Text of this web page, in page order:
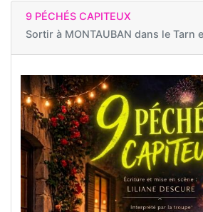
9 PÉCHÉS CAPITEUX
Sortir à MONTAUBAN dans le Tarn